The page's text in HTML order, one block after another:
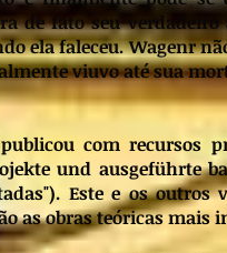
de fato seu
ela faleceu. Wagenr
viuvo até sua
publicou com recursos
und ausgeführte
Este e os outros
as obras teóricas mais